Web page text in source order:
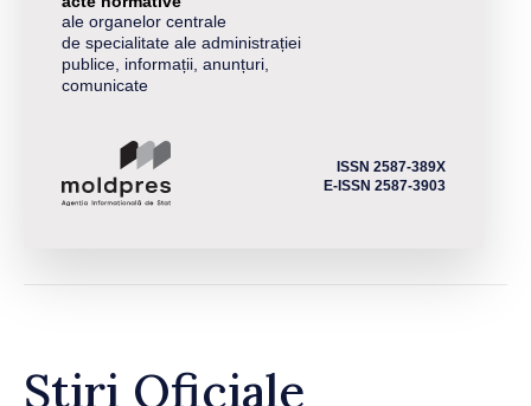
ale organelor centrale
de specialitate ale administrației
publice, informații, anunțuri,
comunicate
ISSN 2587-389X
E-ISSN 2587-3903
Știri Oficiale